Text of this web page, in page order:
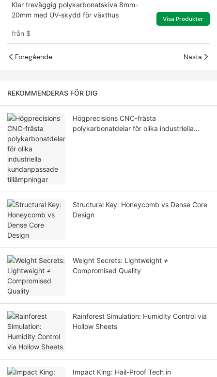
Klar treväggig polykarbonatskiva 8mm-
20mm med UV-skydd för växthus
från $
Visa Produkter
Föregående Nästa
REKOMMENDERAS FÖR DIG
Högprecisions CNC-frästa
polykarbonatdelar för olika industriella
Structural Key: Honeycomb vs Dense Core
Design
Weight Secrets: Lightweight ≠
Compromised Quality
Rainforest Simulation: Humidity Control via
Hollow Sheets
Impact King: Hail-Proof Tech in